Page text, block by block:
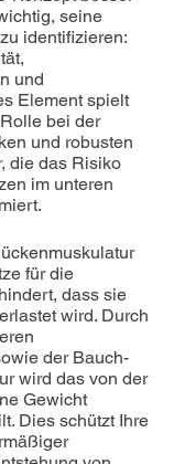
seine
identifizieren:
und
Element spielt
bei der
und robusten
die das Risiko
im unteren
für die
dass sie
wird. Durch
der Bauch-
wird das von der
Gewicht
Dies schützt Ihre